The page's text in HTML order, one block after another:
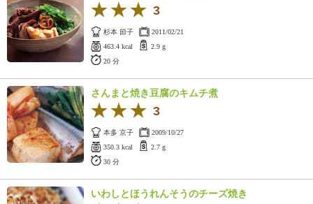
3
杉本 節子
2011/02/21
463.4 kcal
2.9 g
20 分
さんまと焼き豆腐のキムチ煮
3
本多 京子
2009/10/27
350.3 kcal
2.7 g
30 分
いわしとほうれんそうのチーズ焼き